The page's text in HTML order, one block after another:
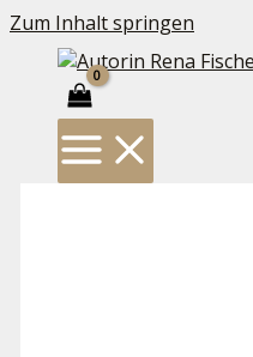
Zum Inhalt springen